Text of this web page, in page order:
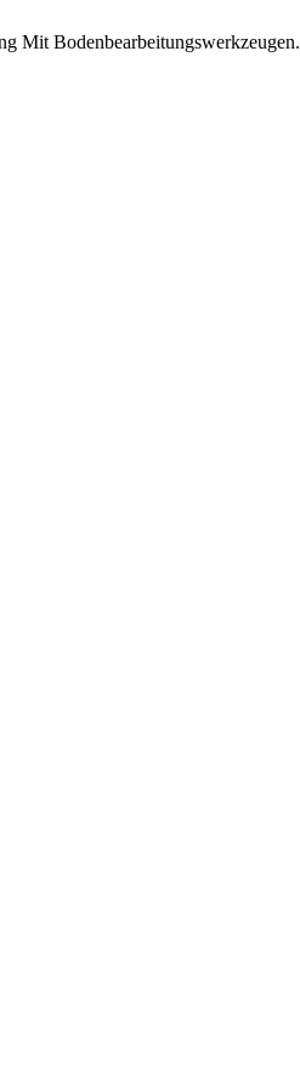
Mit Bodenbearbeitungswerkzeugen.